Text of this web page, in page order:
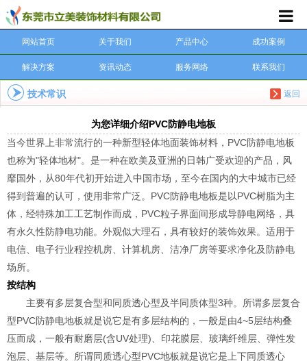
网站首页 关于我们 产品中心 成功案例
解决方案 资讯动态 服务网络 联系我们
返回
技术常识
为您详细介绍PVC防静电地板
当今世界上非常流行的一种新型轻体地面装饰材料，PVC防静电地板
也称为"轻体地材"。是一种在欧美及亚洲的日韩广受欢迎的产品，风
靡国外，从80年代初开始进入中国市场，至今在国内的大中城市已经
得到普遍的认可，使用非常广泛。PVC防静电地板是以PVC树脂为主
体，经特殊加工工艺制作而成，PVC粒子界面间形成导静电网络，具
有永久性防静电功能。外观似大理石，具有较好的装饰效果。适用于
电信、电子行业程控机房、计算机房、洁净厂房等要求净化及防静电
场所。
按结构
主要有多层复合型和同质透心型及半同质体型3种。所谓多层复合
型PVC防静电地板就是说它是有多层结构的，一般是由4~5层结构叠
压而成，一般有耐磨层(含UV处理)、印花膜层、玻璃纤维层、弹性发
泡层、基层等。所谓同质透心型PVC地板就是说它是上下同质透心